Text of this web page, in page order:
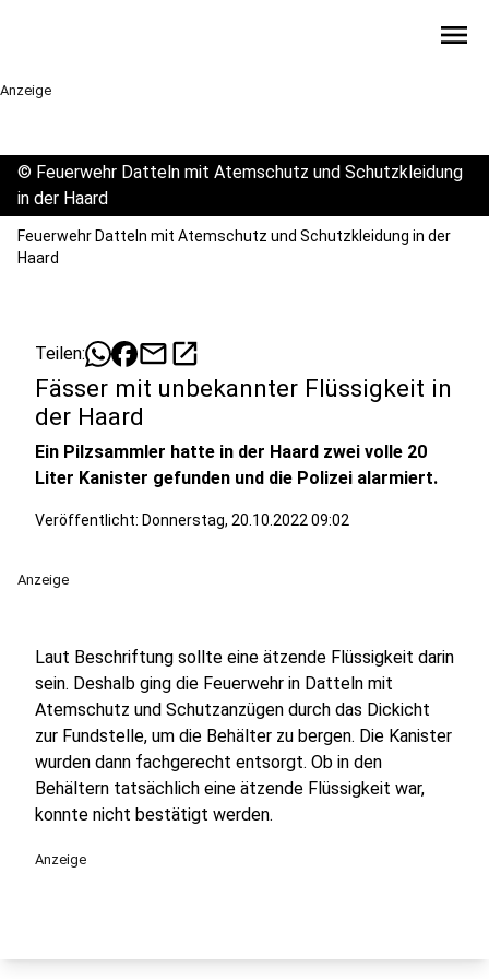
menu
Anzeige
© Feuerwehr Datteln mit Atemschutz und Schutzkleidung
in der Haard
Feuerwehr Datteln mit Atemschutz und Schutzkleidung in der
Haard
Teilen: mailopen_in_new
Fässer mit unbekannter Flüssigkeit in
der Haard
Ein Pilzsammler hatte in der Haard zwei volle 20
Liter Kanister gefunden und die Polizei alarmiert.
Veröffentlicht: Donnerstag, 20.10.2022 09:02
Anzeige
Laut Beschriftung sollte eine ätzende Flüssigkeit darin
sein. Deshalb ging die Feuerwehr in Datteln mit
Atemschutz und Schutzanzügen durch das Dickicht
zur Fundstelle, um die Behälter zu bergen. Die Kanister
wurden dann fachgerecht entsorgt. Ob in den
Behältern tatsächlich eine ätzende Flüssigkeit war,
konnte nicht bestätigt werden.
Anzeige